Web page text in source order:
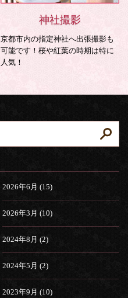
神社撮影
京都市内の指定神社へ出張撮影も
可能です！桜や紅葉の時期は特に
人気！
2026年6月 (15)
2026年3月 (10)
2024年8月 (2)
2024年5月 (2)
2023年9月 (10)